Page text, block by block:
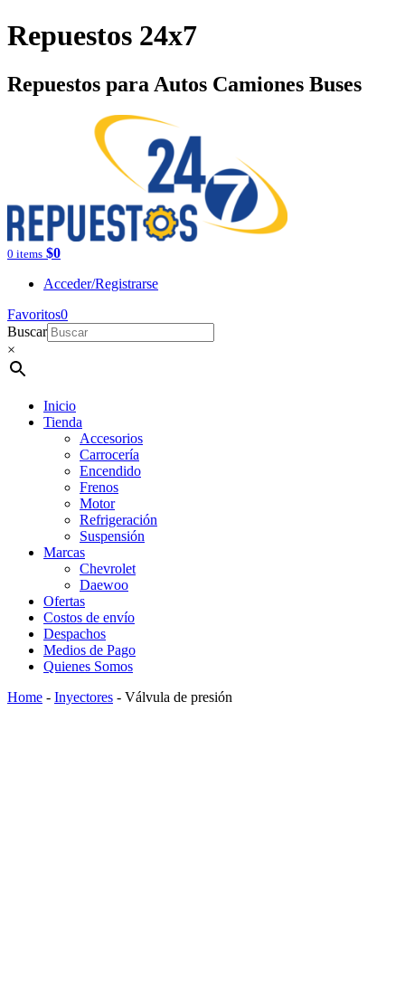
Repuestos 24x7
Repuestos para Autos Camiones Buses
0 items $0
Acceder/Registrarse
Favoritos0
Buscar
×
Inicio
Tienda
Accesorios
Carrocería
Encendido
Frenos
Motor
Refrigeración
Suspensión
Marcas
Chevrolet
Daewoo
Ofertas
Costos de envío
Despachos
Medios de Pago
Quienes Somos
Home - Inyectores - Válvula de presión